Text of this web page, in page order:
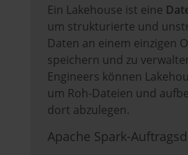
Ein Lakehouse ist eine
um strukturierte und
Daten an einem einzigen
speichern und zu
Engineers können
um Roh-Dateien und
dort abzulegen.
Apache Spark-